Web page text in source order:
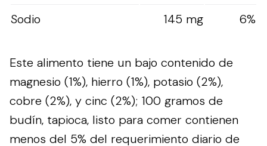
Sodio
145 mg 6%
Este alimento tiene un bajo contenido de
magnesio (1%), hierro (1%), potasio (2%),
cobre (2%), y cinc (2%); 100 gramos de
budín, tapioca, listo para comer contienen
menos del 5% del requerimiento diario de